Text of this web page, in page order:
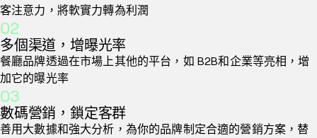
客注意力，將軟實力轉為利潤
02
多個渠道，增曝光率
餐廳品牌透過在市場上其他的平台，如 B2B和企業等亮相，增
加它的曝光率
03
數碼營銷，鎖定客群
善用大數據和強大分析，為你的品牌制定合適的營銷方案，替